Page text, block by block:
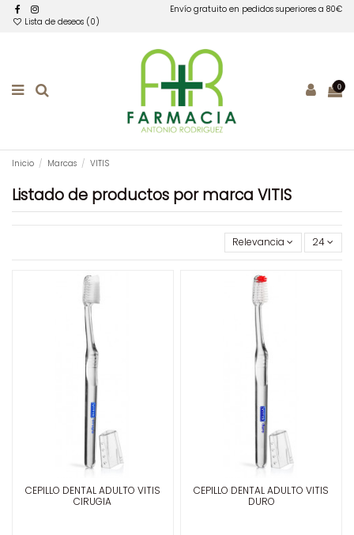
Envío gratuito en pedidos superiores a 80€
Lista de deseos (0 )
0
Inicio Marcas VITIS
Listado de productos por marca VITIS
Relevancia 24
CEPILLO DENTAL ADULTO VITIS
CIRUGIA
CEPILLO DENTAL ADULTO VITIS
DURO